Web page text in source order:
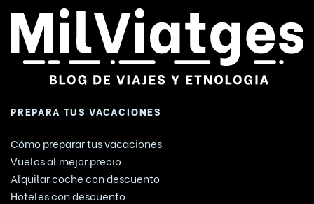
PREPARA TUS VACACIONES
Cómo preparar tus vacaciones
Vuelos al mejor precio
Alquilar coche con descuento
Hoteles con descuento